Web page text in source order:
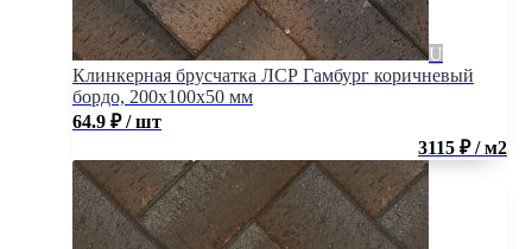
Клинкерная брусчатка ЛСР Гамбург коричневый
бордо, 200x100x50 мм
64.9 ₽ / шт
3115 ₽ / м2